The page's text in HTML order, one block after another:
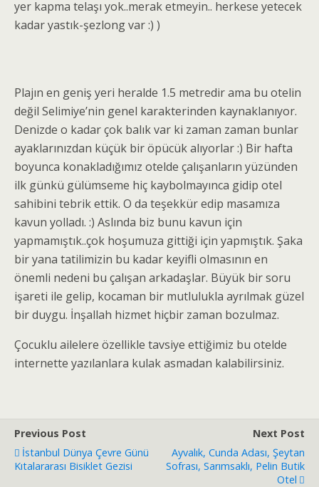
yer kapma telaşı yok..merak etmeyin.. herkese yetecek
kadar yastık-şezlong var :) )
Plajın en geniş yeri heralde 1.5 metredir ama bu otelin
değil Selimiye’nin genel karakterinden kaynaklanıyor.
Denizde o kadar çok balık var ki zaman zaman bunlar
ayaklarınızdan küçük bir öpücük alıyorlar :) Bir hafta
boyunca konakladığımız otelde çalışanların yüzünden
ilk günkü gülümseme hiç kaybolmayınca gidip otel
sahibini tebrik ettik. O da teşekkür edip masamıza
kavun yolladı. :) Aslında biz bunu kavun için
yapmamıştık..çok hoşumuza gittiği için yapmıştık. Şaka
bir yana tatilimizin bu kadar keyifli olmasının en
önemli nedeni bu çalışan arkadaşlar. Büyük bir soru
işareti ile gelip, kocaman bir mutlulukla ayrılmak güzel
bir duygu. İnşallah hizmet hiçbir zaman bozulmaz.
Çocuklu ailelere özellikle tavsiye ettiğimiz bu otelde
internette yazılanlara kulak asmadan kalabilirsiniz.
Previous Post
İstanbul Dünya Çevre Günü
Kıtalararası Bisiklet Gezisi
Next Post
Ayvalık, Cunda Adası, Şeytan
Sofrası, Sarımsaklı, Pelin Butik
Otel